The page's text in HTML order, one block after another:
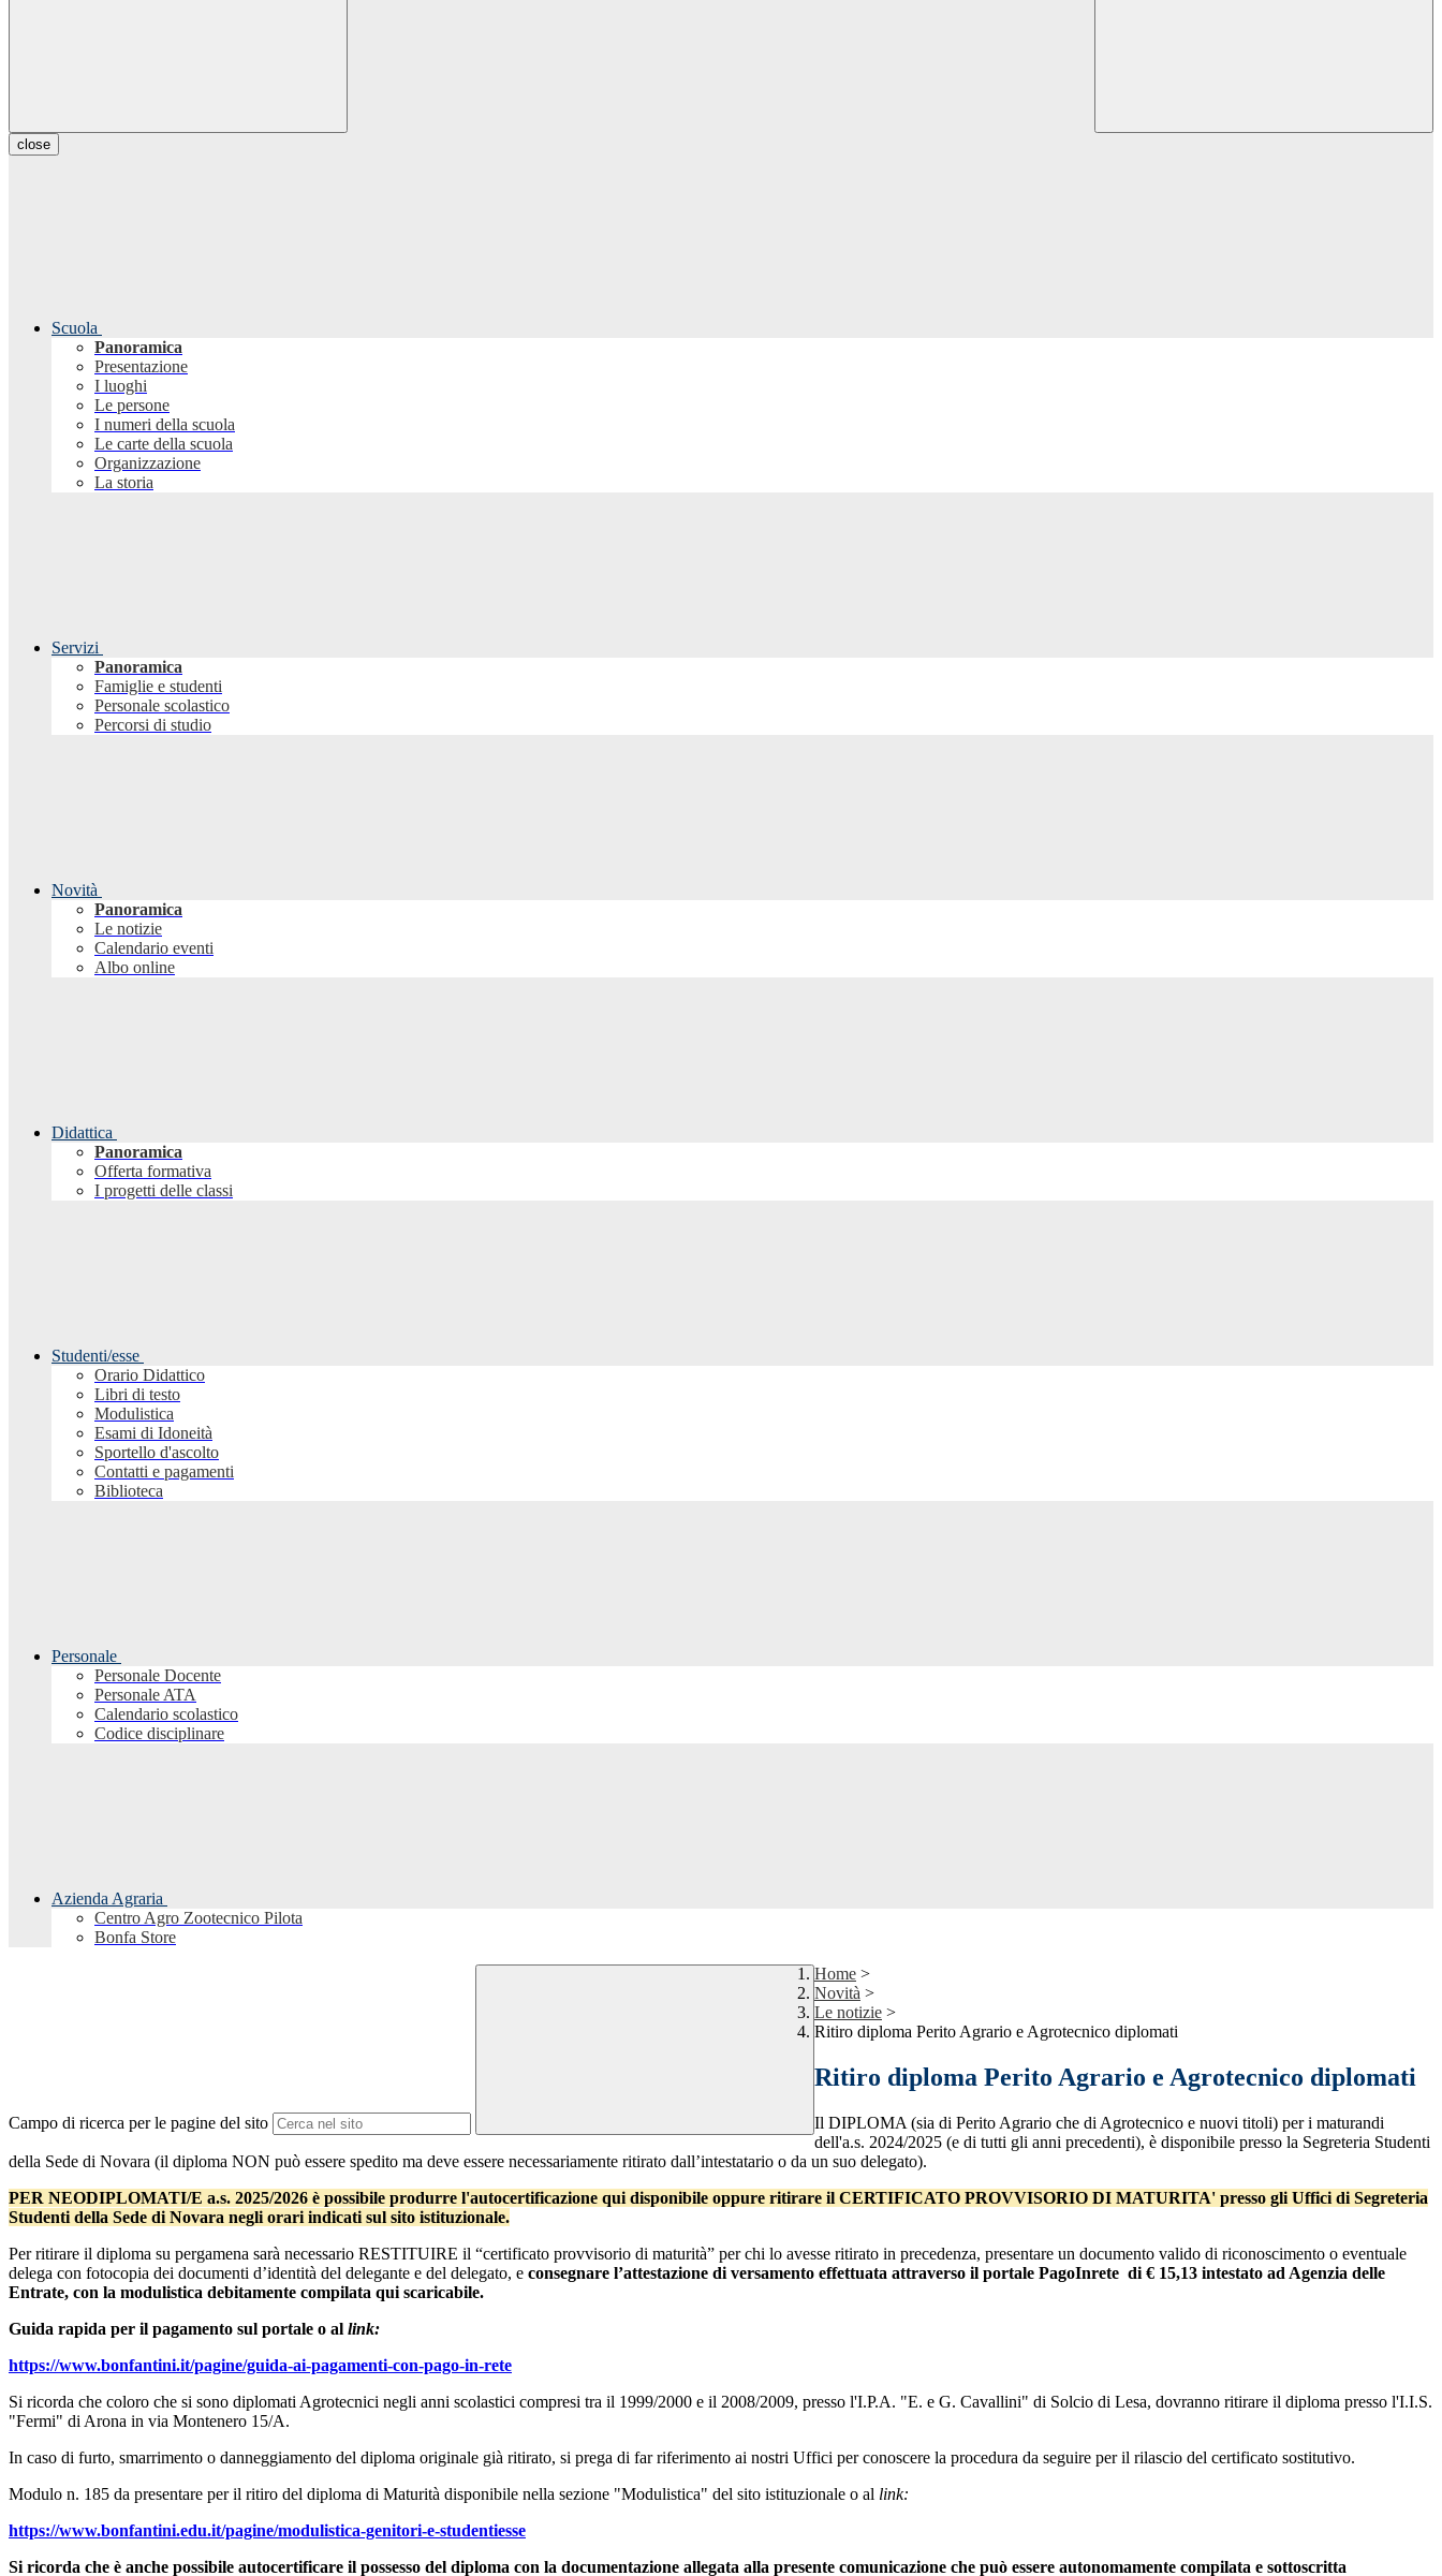
close
Scuola
Panoramica
Presentazione
I luoghi
Le persone
I numeri della scuola
Le carte della scuola
Organizzazione
La storia
Servizi
Panoramica
Famiglie e studenti
Personale scolastico
Percorsi di studio
Novità
Panoramica
Le notizie
Calendario eventi
Albo online
Didattica
Panoramica
Offerta formativa
I progetti delle classi
Studenti/esse
Orario Didattico
Libri di testo
Modulistica
Esami di Idoneità
Sportello d'ascolto
Contatti e pagamenti
Biblioteca
Personale
Personale Docente
Personale ATA
Calendario scolastico
Codice disciplinare
Azienda Agraria
Centro Agro Zootecnico Pilota
Bonfa Store
Campo di ricerca per le pagine del sito
Home >
Novità >
Le notizie >
Ritiro diploma Perito Agrario e Agrotecnico diplomati
Ritiro diploma Perito Agrario e Agrotecnico diplomati
Il DIPLOMA (sia di Perito Agrario che di Agrotecnico e nuovi titoli) per i maturandi
dell'a.s. 2024/2025 (e di tutti gli anni precedenti), è disponibile presso la Segreteria Studenti
della Sede di Novara (il diploma NON può essere spedito ma deve essere necessariamente ritirato dall’intestatario o da un suo delegato).
PER NEODIPLOMATI/E a.s. 2025/2026 è possibile produrre l'autocertificazione qui disponibile oppure ritirare il CERTIFICATO PROVVISORIO DI MATURITA' presso gli Uffici di Segreteria
Studenti della Sede di Novara negli orari indicati sul sito istituzionale.
Per ritirare il diploma su pergamena sarà necessario RESTITUIRE il “certificato provvisorio di maturità” per chi lo avesse ritirato in precedenza, presentare un documento valido di riconoscimento o eventuale
delega con fotocopia dei documenti d’identità del delegante e del delegato, e consegnare l’attestazione di versamento effettuata attraverso il portale PagoInrete di € 15,13 intestato ad Agenzia delle
Entrate, con la modulistica debitamente compilata qui scaricabile.
Guida rapida per il pagamento sul portale o al link:
https://www.bonfantini.it/pagine/guida-ai-pagamenti-con-pago-in-rete
Si ricorda che coloro che si sono diplomati Agrotecnici negli anni scolastici compresi tra il 1999/2000 e il 2008/2009, presso l'I.P.A. "E. e G. Cavallini" di Solcio di Lesa, dovranno ritirare il diploma presso l'I.I.S.
"Fermi" di Arona in via Montenero 15/A.
In caso di furto, smarrimento o danneggiamento del diploma originale già ritirato, si prega di far riferimento ai nostri Uffici per conoscere la procedura da seguire per il rilascio del certificato sostitutivo.
Modulo n. 185 da presentare per il ritiro del diploma di Maturità disponibile nella sezione "Modulistica" del sito istituzionale o al link:
https://www.bonfantini.edu.it/pagine/modulistica-genitori-e-studentiesse
Si ricorda che è anche possibile autocertificare il possesso del diploma con la documentazione allegata alla presente comunicazione che può essere autonomamente compilata e sottoscritta